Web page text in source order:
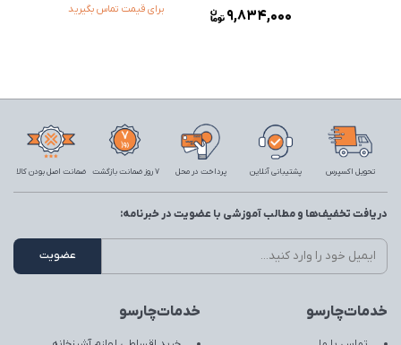
9,834,000 برای قیمت تماس بگیرید
تحویل اکسپرس پشتیبانی آنلاین پرداخت در محل 7 روز ضمانت بازگشت ضمانت اصل بودن کالا
خدمات‌چارسو خدمات‌چارسو
دریافت تخفیف‌ها و مطالب آموزشی با عضویت در خبرنامه: